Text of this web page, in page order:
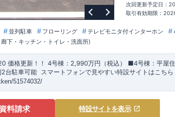
次回更新予定日：
取引有効期限：
並列駐車 フローリング テレビモニタ付インターホン
下・キッチン・トイレ・洗面所)
価格更新！！ 4号棟：2,990万円（税込）
​​■4号棟：平屋
台駐車可能
​スマートフォンで見やすい特設サイトはこちら
51574032/
群馬総社』駅……徒歩16分（約1270ｍ）
料請求 特設サイトを表示